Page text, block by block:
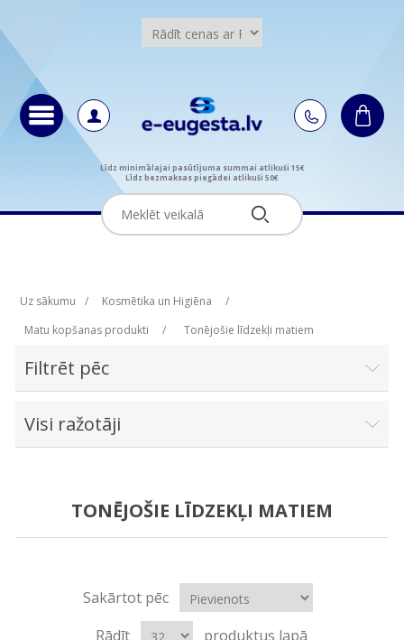
Līdz minimālajai pasūtījuma summai atlikuši 15€
Līdz bezmaksas piegādei atlikuši 50€
Uz sākumu / Kosmētika un Higiēna
/
Matu kopšanas produkti
/ Tonējošie līdzekļi matiem
Filtrēt pēc
Visi ražotāji
TONĒJOŠIE LĪDZEKĻI MATIEM
Sakārtot pēc
Rādīt
produktus lapā